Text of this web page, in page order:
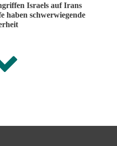
Israels auf Irans
haben schwerwiegende